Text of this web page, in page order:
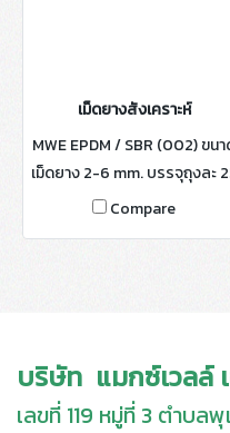
เม็ดยางสังเคราะห์
MWE EPDM / SBR (002) ขน
เม็ดยาง 2-6 mm. บรรจุถุงละ
กิโลกรัม มี 5 สี ได้แก่ ดำ, แดง,
Compare
บริษัท แมกซ์เวลล์
เลขที่ 119 หมู่ที่ 3 ตำบล